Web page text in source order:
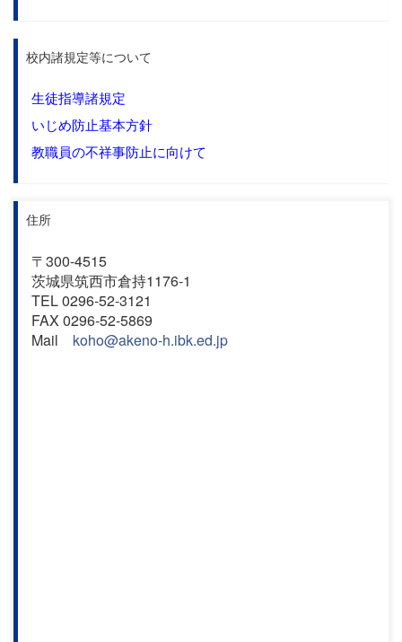
校内諸規定等について
生徒指導諸規定
いじめ防止基本方針
教職員の不祥事防止に向けて
住所
〒300-4515
茨城県筑西市倉持1176-1
TEL 0296-52-3121
FAX 0296-52-5869
Mail koho@akeno-h.ibk.ed.jp